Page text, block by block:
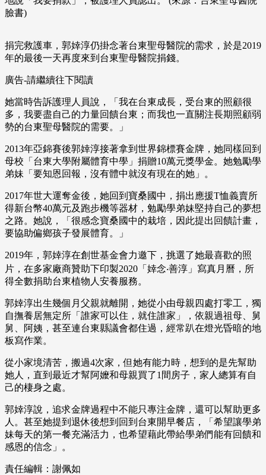
臉書)
捐完救護車，郭婞淳仍掛念著台東聖母醫院的需求，於是2019
年的最後一天再度來到台東聖母醫院捐錢。
廣告-請繼續往下閱讀
她當時告訴護理人員說，「我在台東成長，受台東的照顧很
多，我要盡自己的力量回饋台東；而我也一直關注長期照顧弱
勢的台東聖母醫院的需要。」
2013年亞錦賽後郭婞淳接著拿到世界錦標賽金牌，她同樣回到
母校「台東大學附屬體育中學」捐贈10萬元獎學金。她勉勵學
弟妹「要知恩回報，沒有體中就沒有現在的她」。
2017年世大運奪金後，她回到寶桑國中，捐出應援T恤義賣所
得新台幣40萬元及跑步機等器材，勉勵學弟妹堅持自己的夢想
之路。她說，「很感念寶桑國中的栽培，因此提出回饋計畫，
要協助偏鄉孩子發展體育。」
2019年，郭婞淳在創世基金會力邀下，挑選了她最喜歡的照
片，在多家廠商贊助下印製2020「婞念‧善淳」寫真月曆，所
得全數捐助台東植物人安養服務。
郭婞淳出生幾個月父親就離開，她從小由母親四處打零工，獨
自撫養居無定所「誰家可以住，就住誰家」，依親過祖母、舅
舅、阿姨，甚至連台東縣議會都住過，經常趴在燈光昏暗的地
板寫作業。
從小家境清苦，搬過4次家，但她有能力時，想到的是先幫助
她人，直到最近才幫阿嬤和母親買了1間房子，家人總算有自
己的棲身之處。
郭婞淳說，追求金牌過程中不能只專注金牌，還可以幫助更多
人。甚至她提到退休後想到回到台東開早餐店，「希望讓學弟
妹每天的第一餐充滿活力，也希望藉此帶給學弟們能有回饋和
感恩的信念」。
責任編輯：謝佩如